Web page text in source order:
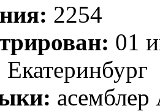
2254
01
Екатеринбург
асемблер